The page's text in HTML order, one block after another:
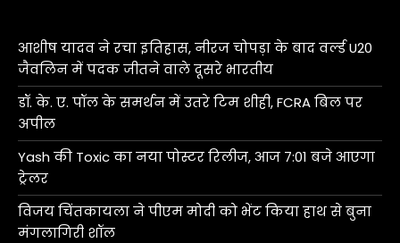
आशीष यादव ने रचा इतिहास, नीरज चोपड़ा के बाद वर्ल्ड U20
जैवलिन में पदक जीतने वाले दूसरे भारतीय
डॉ. के. ए. पॉल के समर्थन में उतरे टिम शीही, FCRA बिल पर
अपील
Yash की Toxic का नया पोस्टर रिलीज, आज 7:01 बजे आएगा
ट्रेलर
विजय चिंतकायला ने पीएम मोदी को भेंट किया हाथ से बुना
मंगलागिरी शॉल